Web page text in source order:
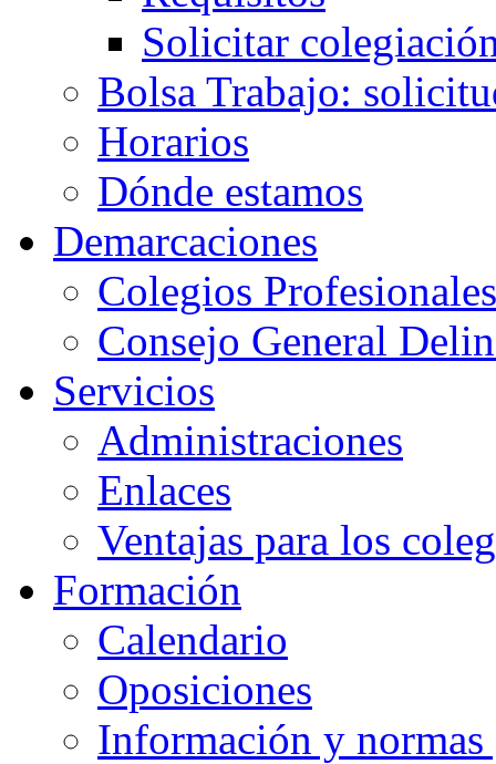
Solicitar
Bolsa Trabajo:
Horarios
Dónde estamos
Demarcaciones
Colegios Profesionales
Consejo General
Servicios
Administraciones
Enlaces
Ventajas para los
Formación
Calendario
Oposiciones
Información y normas